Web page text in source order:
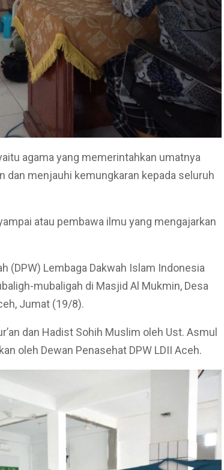
agama yang memerintahkan umatnya
dan menjauhi kemungkaran kepada seluruh
atau pembawa ilmu yang mengajarkan
(DPW) Lembaga Dakwah Islam Indonesia
mubaligah di Masjid Al Mukmin, Desa
Jumat (19/8).
dan Hadist Sohih Muslim oleh Ust. Asmul
oleh Dewan Penasehat DPW LDII Aceh.